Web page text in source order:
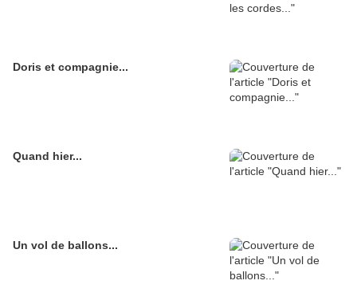
Doris et compagnie...
Quand hier...
Un vol de ballons...